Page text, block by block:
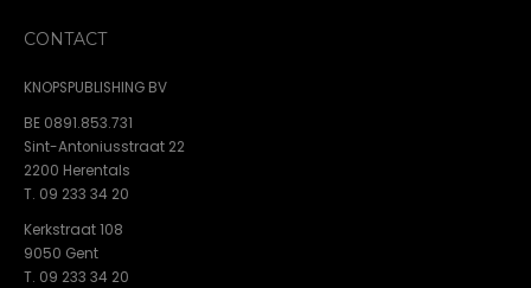
CONTACT
KNOPSPUBLISHING BV
BE 0891.853.731
Sint-Antoniusstraat 22
2200 Herentals
T. 09 233 34 20
Kerkstraat 108
9050 Gent
T. 09 233 34 20